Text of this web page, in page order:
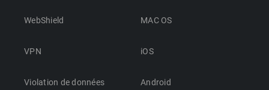
WebShield
VPN
Violation de données
MAC OS
iOS
Android